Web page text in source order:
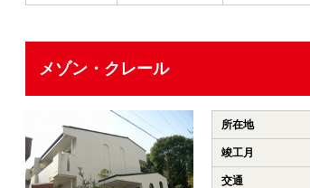
メゾン・クレール
所在地
竣工月
交通